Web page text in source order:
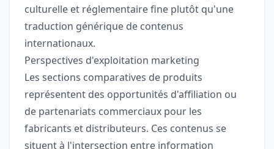
culturelle et réglementaire fine plutôt qu'une
traduction générique de contenus
internationaux.
Perspectives d'exploitation marketing
Les sections comparatives de produits
représentent des opportunités d'affiliation ou
de partenariats commerciaux pour les
fabricants et distributeurs. Ces contenus se
situent à l'intersection entre information